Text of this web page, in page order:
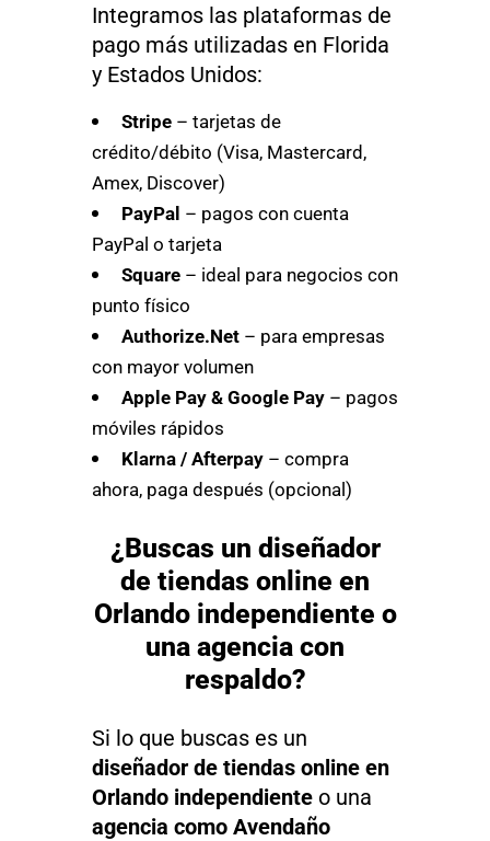
Integramos las plataformas de
pago más utilizadas en Florida
y Estados Unidos:
Stripe – tarjetas de
crédito/débito (Visa, Mastercard,
Amex, Discover)
PayPal – pagos con cuenta
PayPal o tarjeta
Square – ideal para negocios con
punto físico
Authorize.Net – para empresas
con mayor volumen
Apple Pay & Google Pay – pagos
móviles rápidos
Klarna / Afterpay – compra
ahora, paga después (opcional)
¿Buscas un diseñador
de tiendas online en
Orlando independiente o
una agencia con
respaldo?
Si lo que buscas es un
diseñador de tiendas online en
Orlando independiente o una
agencia como Avendaño